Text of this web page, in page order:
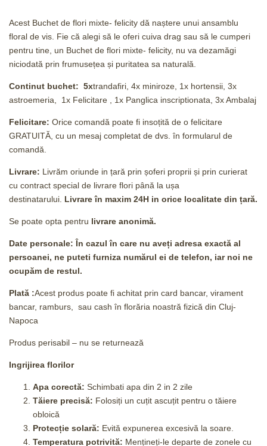
Acest Buchet de flori mixte- felicity dă naștere unui ansamblu
floral de vis. Fie că alegi să le oferi cuiva drag sau să le cumperi
pentru tine, un Buchet de flori mixte- felicity, nu va dezamăgi
niciodată prin frumusețea și puritatea sa naturală.
Continut buchet: 5xtrandafiri, 4x miniroze, 1x hortensii, 3x
astroemeria, 1x Felicitare , 1x Panglica inscriptionata, 3x Ambalaj
Felicitare: Orice comandă poate fi insoțită de o felicitare
GRATUITĂ, cu un mesaj completat de dvs. în formularul de
comandă.
Livrare: Livrăm oriunde in țară prin șoferi proprii și prin curierat
cu contract special de livrare flori până la ușa
destinatarului. Livrare în maxim 24H in orice localitate din țară.
Se poate opta pentru livrare anonimă.
Date personale: În cazul în care nu aveți adresa exactă al
persoanei, ne puteti furniza numărul ei de telefon, iar noi ne
ocupăm de restul.
Plată :Acest produs poate fi achitat prin card bancar, virament
bancar, ramburs, sau cash în florăria noastră fizică din Cluj-
Napoca
Produs perisabil – nu se returnează
Ingrijirea florilor
Apa corectă: Schimbati apa din 2 in 2 zile
Tăiere precisă: Folosiți un cuțit ascuțit pentru o tăiere
obloică
Protecție solară: Evită expunerea excesivă la soare.
Temperatura potrivită: Mențineți-le departe de zonele cu